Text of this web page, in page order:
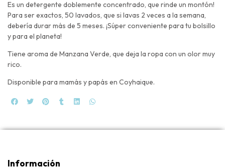
Es un detergente doblemente concentrado, que rinde un montón!
Para ser exactos, 50 lavados, que si lavas 2 veces a la semana,
debería durar más de 5 meses. ¡Súper conveniente para tu bolsillo
y para el planeta!
Tiene aroma de Manzana Verde, que deja la ropa con un olor muy
rico.
Disponible para mamás y papás en Coyhaique.
Información